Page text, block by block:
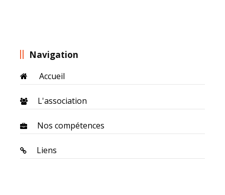
Navigation
Accueil
L'association
Nos compétences
Liens